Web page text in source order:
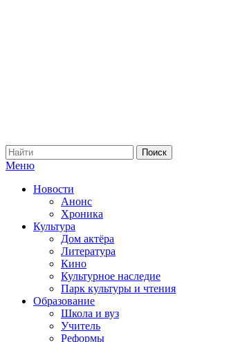
Меню
Новости
Анонс
Хроника
Культура
Дом актёра
Литература
Кино
Культурное наследие
Парк культуры и чтения
Образование
Школа и вуз
Учитель
Реформы